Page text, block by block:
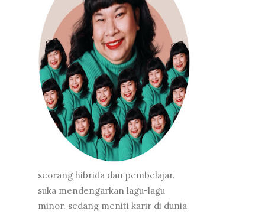
seorang hibrida dan pembelajar.
suka mendengarkan lagu-lagu
minor. sedang meniti karir di dunia